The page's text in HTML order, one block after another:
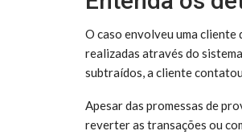
O caso envolveu uma
realizadas através do
subtraídos, a cliente
Apesar das promessas de
reverter as transações ou